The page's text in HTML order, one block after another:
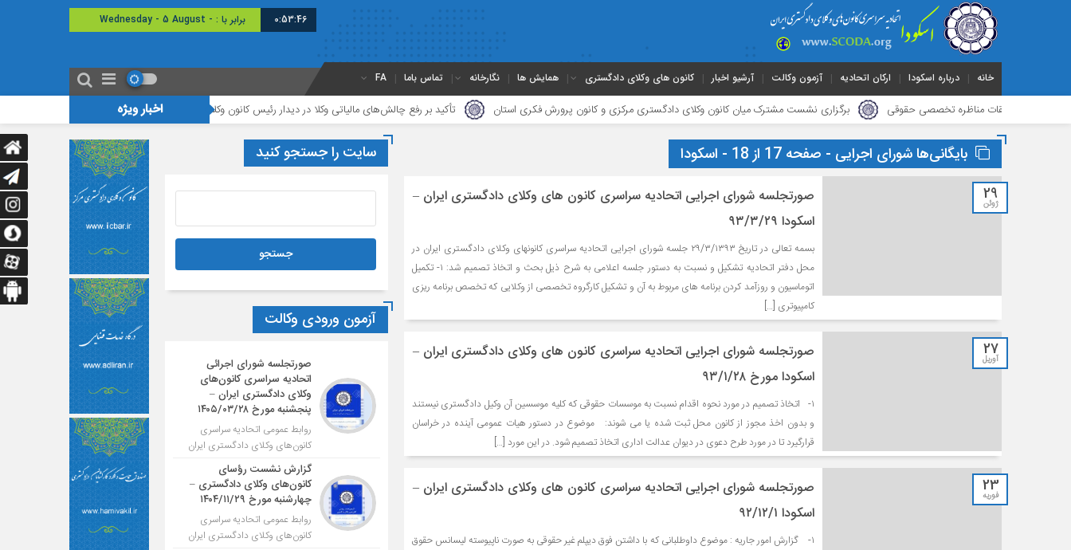
0:53:46
برابر با : Wednesday - 5 August -
خانه درباره اسکودا ارکان اتحادیه آزمون وکالت آرشیو اخبار کانون های وکلای دادگستری همایش ها نگارخانه تماس باما FA
اخبار ویژه مسابقات مناظره تخصصی حقوقی برگزاری نشست مشترک میان کانون وکلای دادگستری مرکزی و کانون پرورش فکری استان تأکید بر رفع چالش‌های مالیاتی وکلا در دیدار رئیس کانون وکلای دادگستری گلستان با مدیرکل امور مالیاتی استان
بایگانی‌ها شورای اجرایی - صفحه 17 از 18 - اسکودا
29
ژوئن
صورتجلسه شورای اجرایی اتحادیه سراسری کانون های وکلای دادگستری ایران –
اسکودا ۹۳/۳/۲۹
بسمه تعالی در تاریخ ۲۹/۳/۱۳۹۳ جلسه شورای اجرایی اتحادیه سراسری کانونهای وکلای دادگستری ایران در
محل دفتر اتحادیه تشکیل و نسبت به دستور جلسه اعلامی به شرح ذیل بحث و اتخاذ تصمیم شد: ۱- تکمیل
اتوماسیون و روزآمد کردن برنامه های مربوط به آن و تشکیل کارگروه تخصصی از وکلایی که تخصص برنامه ریزی
کامپیوتری […]
27
آوریل
صورتجلسه شورای اجرایی اتحادیه سراسری کانون های وکلای دادگستری ایران –
اسکودا مورخ ۹۳/۱/۲۸
۱- اتخاذ تصمیم در مورد نحوه اقدام نسبت به موسسات حقوقی که کلیه موسسین آن وکیل دادگستری نیستند
و بدون اخذ مجوز از کانون محل ثبت شده یا می شوند: موضوع در دستور هیات عمومی آینده در خراسان
قرارگیرد تا در مورد طرح دعوی در دیوان عدالت اداری اتخاذ تصمیم شود. در این مورد […]
23
فوریه
صورتجلسه شورای اجرایی اتحادیه سراسری کانون های وکلای دادگستری ایران –
اسکودا ۹۲/۱۲/۱
۱- گزارش امور جاریه : موضوع داوطلبانی که با داشتن فوق دیپلم غیر حقوقی به صورت ناپیوسته لیسانس حقوق
سایت را جستجو کنید
آزمون ورودی وکالت
صورتجلسه شورای اجرائی
اتحادیه سراسری کانون‌های
وکلای دادگستری ایران –
پنجشنبه مورخ ۱۴۰۵/۰۳/۲۸
روابط عمومی اتحادیه سراسری
کانون‌های وکلای دادگستری ایران
گزارش نشست رؤسای
کانون‌های وکلای دادگستری –
چهارشنبه مورخ ۱۴۰۴/۱۱/۲۹
روابط عمومی اتحادیه سراسری
کانون‌های وکلای دادگستری ایران